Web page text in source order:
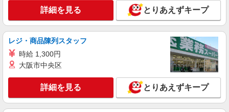
通費全支給(ガソリン代含む)＞
キープ 詳細を見る
派遣社員
高齢者マンション★日払いOKで急な出費に対
時給1600円〜2250円 ＜日払い有/週払い有/交
詳細を見る とりあえずキープ
レジ・商品陳列スタッフ
時給 1,300円
大阪市中央区
詳細を見る とりあえずキープ